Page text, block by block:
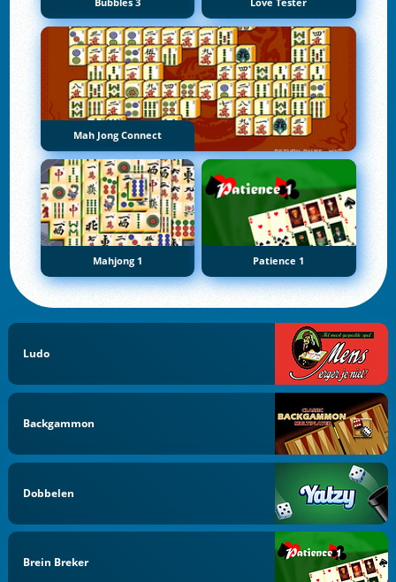
Bubbles 3 Love Tester
Mah Jong Connect
Mahjong 1 Patience 1
Ludo
Backgammon
Dobbelen
Brein Breker